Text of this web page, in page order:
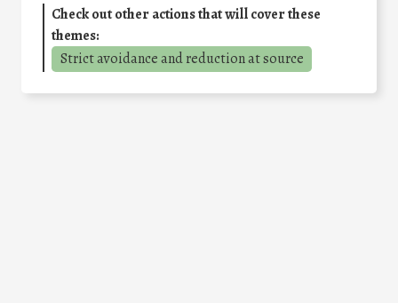
Check out other actions that will cover these
themes:
Strict avoidance and reduction at source